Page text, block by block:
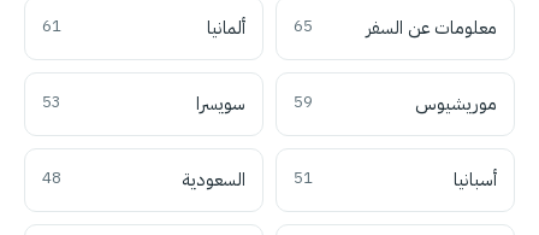
معلومات عن السفر 65 ألمانيا 61
موريشيوس 59 سويسرا 53
أسبانيا 51 السعودية 48